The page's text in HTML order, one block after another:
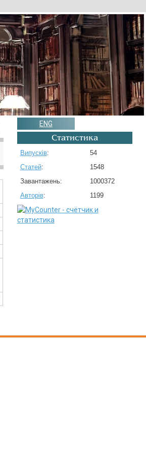
ENG
Статистика
Випусків:
54
Статей:
1548
Завантажень:
1000372
Авторів: 1199